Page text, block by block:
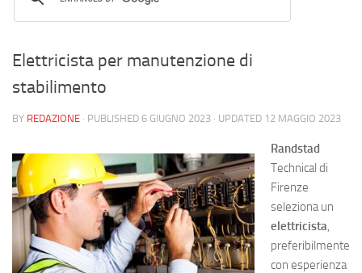
Elettricista per manutenzione di
stabilimento
BY REDAZIONE · PUBLISHED 6 GIUGNO 2023 · UPDATED 12 MAGGIO 2023
Randstad
Technical di
Firenze
seleziona un
elettricista,
preferibilmente
con esperienza